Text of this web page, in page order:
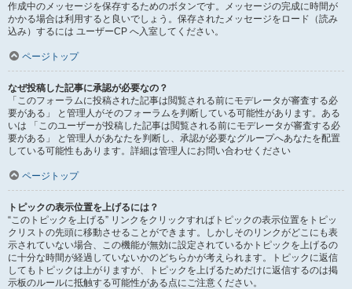
作成中のメッセージを保存するためのボタンです。メッセージの完成に時間が
かかる場合は利用すると良いでしょう。保存されたメッセージをロード（読み
込み）するには ユーザーCP へ入室してください。
ページトップ
なぜ投稿した記事に承認が必要なの？
「このフォーラムに投稿された記事は閲覧される前にモデレータが審査する必
要がある」 と管理人がそのフォーラムを判断している可能性があります。ある
いは 「このユーザーが投稿した記事は閲覧される前にモデレータが審査する必
要がある」 と管理人があなたを判断し、承認が必要なグループへあなたを配置
している可能性もあります。詳細は管理人にお問い合わせください
ページトップ
トピックの表示位置を上げるには？
“このトピックを上げる” リンクをクリックすればトピックの表示位置をトピッ
クリストの先頭に移動させることができます。しかしそのリンクがどこにも表
示されていない場合、この機能が無効に設定されているかトピックを上げるの
に十分な時間が経過していないかのどちらかが考えられます。トピックに返信
してもトピックは上がりますが、トピックを上げるためだけに返信するのは掲
示板のルールに抵触する可能性がある点にご注意ください。